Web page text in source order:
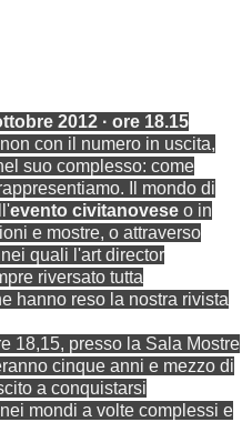
2012 · ore 18.15
con il numero in uscita,
suo complesso: come
Il mondo di
evento civitanovese o in
e mostre, o attraverso
nei quali l'art director
riversato tutta
hanno reso la nostra rivista
18,15, presso la Sala Mostre
cinque anni e mezzo di
a conquistarsi
mondi a volte complessi e